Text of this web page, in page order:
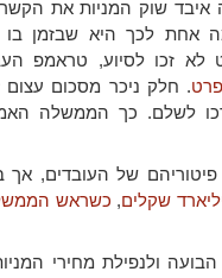
שוק המניות את הקשר
אחת לכך היא שבזמן בו
. חלק ניכר מסכום עצום
לשלם. כך הממשלה
של העובדים, אך
שקלים, כשראש
ולנפילת מחירי